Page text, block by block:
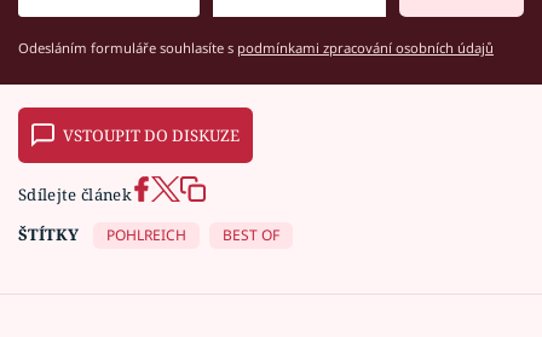
Odesláním formuláře souhlasíte s podmínkami zpracování osobních údajů
VSTOUPIT DO DISKUZE
Sdílejte článek
ŠTÍTKY
POHLREICH BEST OF